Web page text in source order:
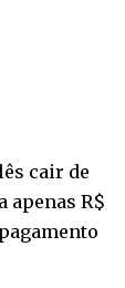
cair de
apenas R$